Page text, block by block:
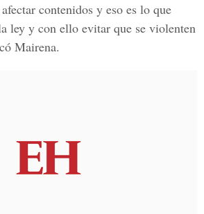
contenidos y eso es lo que
ley y con ello evitar que se violenten
Mairena.